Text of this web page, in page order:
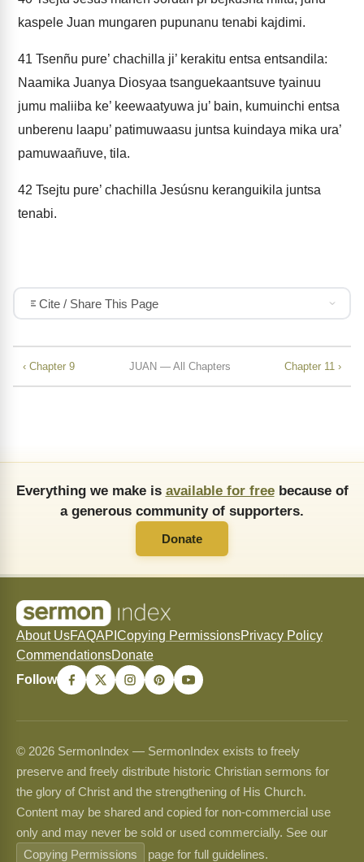
kaspele Juan mungaren pupunanu tenabi kajdimi.
41 Tsenñu pure’ chachilla ji’ kerakitu entsa entsandila:
Naamika Juanya Diosyaa tsanguekaantsuve tyainuu
jumu maliiba ke’ keewaatyuwa ju’ bain, kumuinchi entsa
unberenu laapu’ patimuwaasu juntsa kuindaya mika ura’
pamuwaañuve, tila.
42 Tsejtu pure’ chachilla Jesúsnu keranguikila juntsa
tenabi.
Cite / Share This Page
‹ Chapter 9 JUAN — All Chapters Chapter 11 ›
Everything we make is available for freebecause of
a generous community of supporters.
Donate
About UsFAQAPI Copying PermissionsPrivacy Policy
CommendationsDonate
Follow
© 2026 SermonIndex — SermonIndex exists to freely
preserve and freely distribute historic Christian sermons for
the glory of Christ and the strengthening of His Church.
Content may be shared and copied for non-commercial use
only and may never be sold or used commercially. See our
Copying Permissions
page for full guidelines.